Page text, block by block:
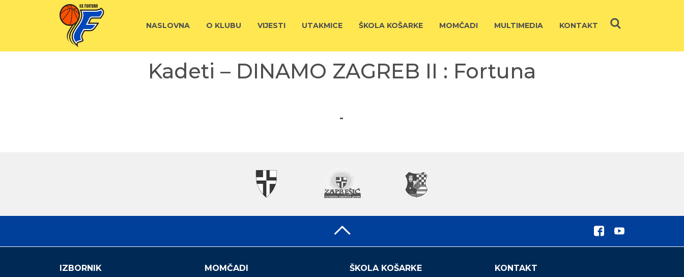
NASLOVNA O KLUBU VIJESTI UTAKMICE ŠKOLA KOŠARKE MOMČADI MULTIMEDIA KONTAKT
Kadeti – DINAMO ZAGREB II : Fortuna
-
IZBORNIK MOMČADI ŠKOLA KOŠARKE KONTAKT